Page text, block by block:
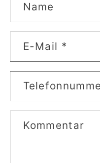
o
n
t
a
t
Name
E-Mail *
Kommentar